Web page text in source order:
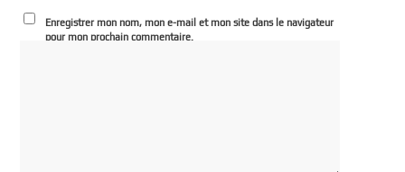
Enregistrer mon nom, mon e-mail et mon site dans le navigateur
pour mon prochain commentaire.